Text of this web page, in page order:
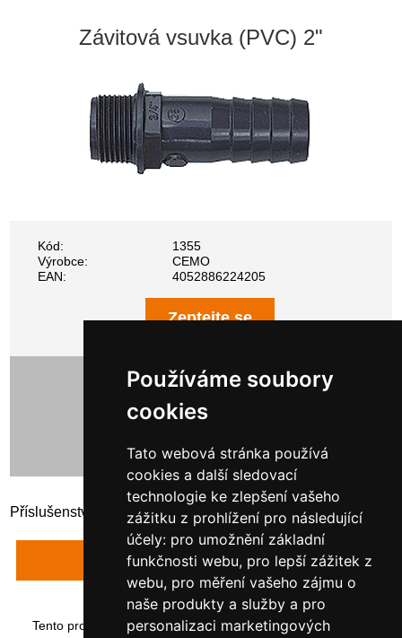
Používáme soubory
cookies
Tato webová stránka používá
cookies a další sledovací
technologie ke zlepšení vašeho
zážitku z prohlížení pro následující
účely: pro umožnění základní
funkčnosti webu, pro lepší zážitek z
webu, pro měření vašeho zájmu o
naše produkty a služby a pro
personalizaci marketingových
Závitová vsuvka (PVC) 2"
Kód:
1355
Výrobce:
CEMO
EAN:
4052886224205
Zeptejte se
1 607,00 Kč bez DPH
1 944,47 Kč s DPH
Příslušenství ke sklolaminátovým cisternám
Napsat recenzi
Tento produkt byl přidán do našeho katalogu dne neděle 14